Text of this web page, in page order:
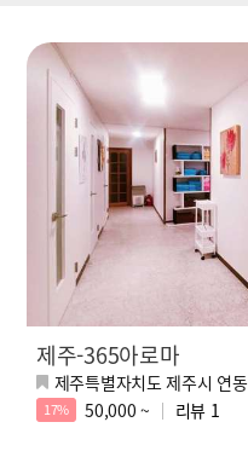
제주-365아로마
제주특별자치도 제주시 연
17% 50,000 ~ 리뷰 1